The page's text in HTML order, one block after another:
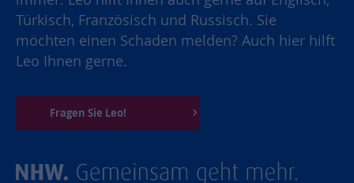
Türkisch, Französisch und Russisch. Sie
möchten einen Schaden melden? Auch hier hilft
Leo Ihnen gerne.
Fragen Sie Leo!